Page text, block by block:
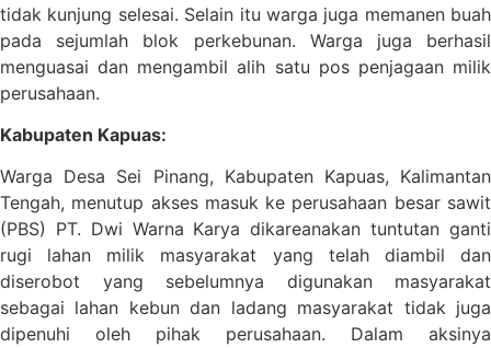
tidak kunjung selesai. Selain itu warga juga memanen buah
pada sejumlah blok perkebunan. Warga juga berhasil
menguasai dan mengambil alih satu pos penjagaan milik
perusahaan.
Kabupaten Kapuas:
Warga Desa Sei Pinang, Kabupaten Kapuas, Kalimantan
Tengah, menutup akses masuk ke perusahaan besar sawit
(PBS) PT. Dwi Warna Karya dikareanakan tuntutan ganti
rugi lahan milik masyarakat yang telah diambil dan
diserobot yang sebelumnya digunakan masyarakat
sebagai lahan kebun dan ladang masyarakat tidak juga
dipenuhi oleh pihak perusahaan. Dalam aksinya